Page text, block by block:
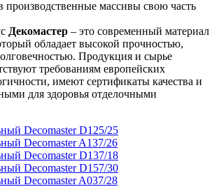
производственные массивы свою часть
Декомастер – это современный материал
обладает высокой прочностью,
Продукция и сырье
требованиям европейских
имеют сертификаты качества и
для здоровья отделочными